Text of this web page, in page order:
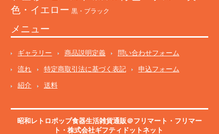
色・イエロー 黒・ブラック
メニュー
ギャラリー 商品説明定義 問い合わせフォーム
流れ 特定商取引法に基づく表記 申込フォーム
紹介 送料
昭和レトロポップ食器生活雑貨通販＠フリマート ・ フリマー
ト ・株式会社ギフティドットネット